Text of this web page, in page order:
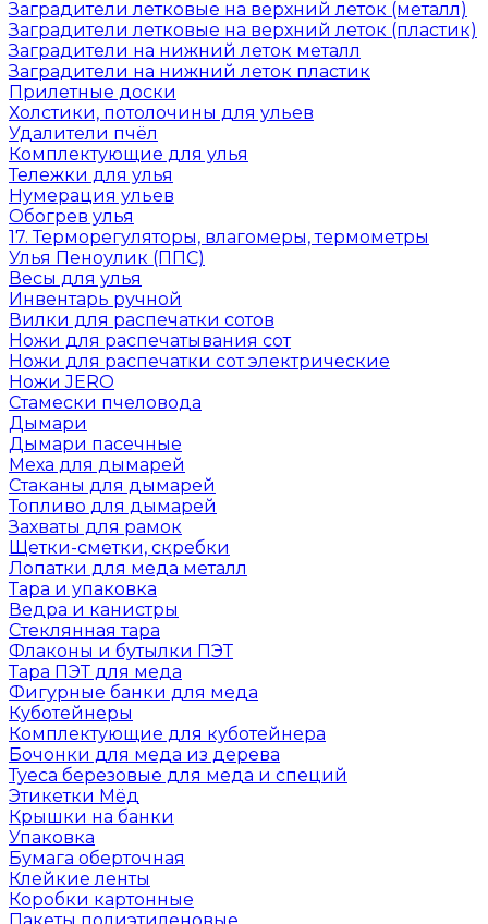
Заградители летковые на верхний леток (металл)
Заградители летковые на верхний леток (пластик)
Заградители на нижний леток металл
Заградители на нижний леток пластик
Прилетные доски
Холстики, потолочины для ульев
Удалители пчёл
Комплектующие для улья
Тележки для улья
Нумерация ульев
Обогрев улья
17. Терморегуляторы, влагомеры, термометры
Улья Пеноулик (ППС)
Весы для улья
Инвентарь ручной
Вилки для распечатки сотов
Ножи для распечатывания сот
Ножи для распечатки сот электрические
Ножи JERO
Стамески пчеловода
Дымари
Дымари пасечные
Меха для дымарей
Стаканы для дымарей
Топливо для дымарей
Захваты для рамок
Щетки-сметки, скребки
Лопатки для меда металл
Тара и упаковка
Ведра и канистры
Стеклянная тара
Флаконы и бутылки ПЭТ
Тара ПЭТ для меда
Фигурные банки для меда
Куботейнеры
Комплектующие для куботейнера
Бочонки для меда из дерева
Туеса березовые для меда и специй
Этикетки Мёд
Крышки на банки
Упаковка
Бумага оберточная
Клейкие ленты
Коробки картонные